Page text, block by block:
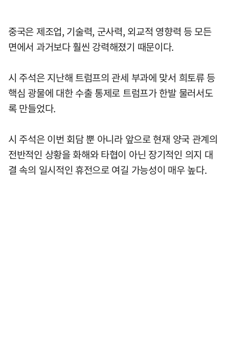
중국은 제조업, 기술력, 군사력, 외교적 영향력 등 모든
면에서 과거보다 훨씬 강력해졌기 때문이다.
시 주석은 지난해 트럼프의 관세 부과에 맞서 희토류 등
핵심 광물에 대한 수출 통제로 트럼프가 한발 물러서도
록 만들었다.
시 주석은 이번 회담 뿐 아니라 앞으로 현재 양국 관계의
전반적인 상황을 화해와 타협이 아닌 장기적인 의지 대
결 속의 일시적인 휴전으로 여길 가능성이 매우 높다.